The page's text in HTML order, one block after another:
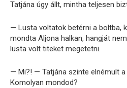
Tatjána úgy állt, mintha teljesen
— Lusta voltatok betérni a boltba,
mondta Aljona halkan, hangját
lusta volt titeket megetetni.
— Mi?! — Tatjána szinte elnémult
Komolyan mondod?